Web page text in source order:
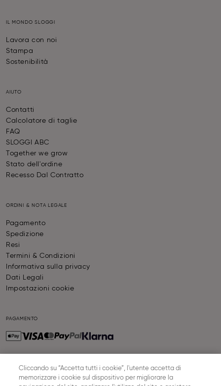
IL MONDO SLOGGI
Lavora con noi
Stampa
Sostenibilità
AIUTO
Contatti
Calcolatore di taglie
FAQ
SLOGGI ABC
Together we grow
Stato dell'ordine
Recesso Dal Contratto
ORDINI & NOTA LEGALE
Pagamento
Spedizione
Resi
Termini & Condizioni
Informativa sulla privacy
Dati Legali
Impostazioni cookie
PAGAMENTO
SPEDIZIONE
Cliccando su “Accetta tutti i cookie”, l'utente accetta di
memorizzare i cookie sul dispositivo per migliorare la